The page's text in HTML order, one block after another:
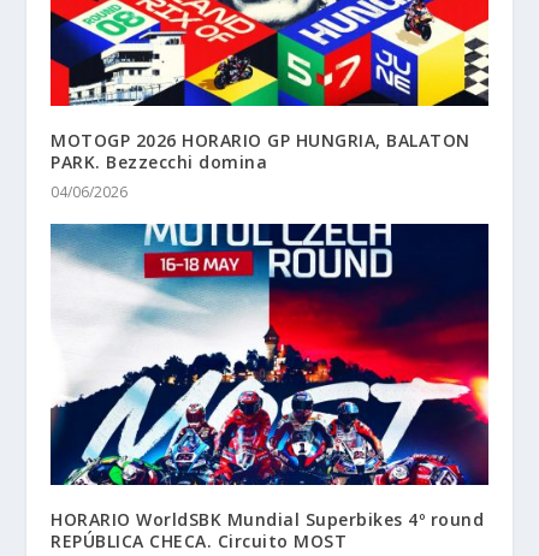
MOTOGP 2026 HORARIO GP HUNGRIA, BALATON
PARK. Bezzecchi domina
04/06/2026
HORARIO WorldSBK Mundial Superbikes 4º round
REPÚBLICA CHECA. Circuito MOST